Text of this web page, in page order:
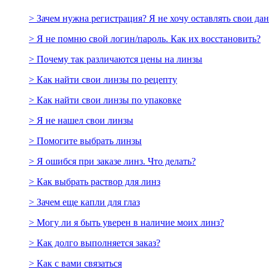
> Зачем нужна регистрация? Я не хочу оставлять свои
> Я не помню свой логин/пароль. Как их восстановить?
> Почему так различаются цены на линзы
> Как найти свои линзы по рецепту
> Как найти свои линзы по упаковке
> Я не нашел свои линзы
> Помогите выбрать линзы
> Я ошибся при заказе линз. Что делать?
> Как выбрать раствор для линз
> Зачем еще капли для глаз
> Могу ли я быть уверен в наличие моих линз?
> Как долго выполняется заказ?
> Как с вами связаться